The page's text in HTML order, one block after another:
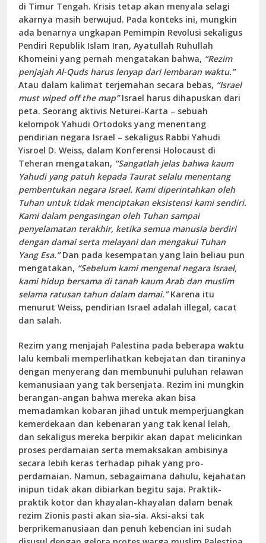
di Timur Tengah. Krisis tetap akan menyala selagi
akarnya masih berwujud. Pada konteks ini, mungkin
ada benarnya ungkapan Pemimpin Revolusi sekaligus
Pendiri Republik Islam Iran, Ayatullah Ruhullah
Khomeini yang pernah mengatakan bahwa, “Rezim
penjajah Al-Quds harus lenyap dari lembaran waktu.”
Atau dalam kalimat terjemahan secara bebas, “Israel
must wiped off the map”Israel harus dihapuskan dari
peta. Seorang aktivis Neturei-Karta – sebuah
kelompok Yahudi Ortodoks yang menentang
pendirian negara Israel – sekaligus Rabbi Yahudi
Yisroel D. Weiss, dalam Konferensi Holocaust di
Teheran mengatakan, “Sangatlah jelas bahwa kaum
Yahudi yang patuh kepada Taurat selalu menentang
pembentukan negara Israel. Kami diperintahkan oleh
Tuhan untuk tidak menciptakan eksistensi kami sendiri.
Kami dalam pengasingan oleh Tuhan sampai
penyelamatan terakhir, ketika semua manusia berdiri
dengan damai serta melayani dan mengakui Tuhan
Yang Esa.”Dan pada kesempatan yang lain beliau pun
mengatakan, “Sebelum kami mengenal negara Israel,
kami hidup bersama di tanah kaum Arab dan muslim
selama ratusan tahun dalam damai.”Karena itu
menurut Weiss, pendirian Israel adalah illegal, cacat
dan salah.
Rezim yang menjajah Palestina pada beberapa waktu
lalu kembali memperlihatkan kebejatan dan tiraninya
dengan menyerang dan membunuhi puluhan relawan
kemanusiaan yang tak bersenjata. Rezim ini mungkin
berangan-angan bahwa mereka akan bisa
memadamkan kobaran jihad untuk memperjuangkan
kemerdekaan dan kebenaran yang tak kenal lelah,
dan sekaligus mereka berpikir akan dapat melicinkan
proses perdamaian serta memaksakan ambisinya
secara lebih keras terhadap pihak yang pro-
perdamaian. Namun, sebagaimana dahulu, kejahatan
inipun tidak akan dibiarkan begitu saja. Praktik-
praktik kotor dan khayalan-khayalan dalam benak
rezim Zionis pasti akan sia-sia. Aksi-aksi tak
berprikemanusiaan dan penuh kebencian ini sudah